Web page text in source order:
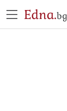
Edna.bg